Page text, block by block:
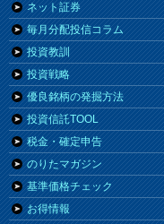
ネット証券
毎月分配投信コラム
投資教訓
投資戦略
優良銘柄の発掘方法
投資信託TOOL
税金・確定申告
のりたマガジン
基準価格チェック
お得情報